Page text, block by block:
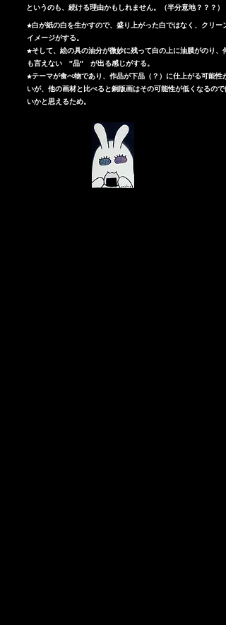
というのも、続ける理由かもしれません。（半分意地？？？）
★白が紙の白を生かすので、盛り上がった白ではなく、クリー
イメージがする。
★そして、絵の具の油分が微妙に残って白の上に油膜がのり、
も言えない ″品″ が出る感じがする​。
★テーマが食べ物であり、作品が下品（？）に仕上がる可能性
いが、他の画材と比べると銅版画はその可能性が低くなるので
いかと思えるため。